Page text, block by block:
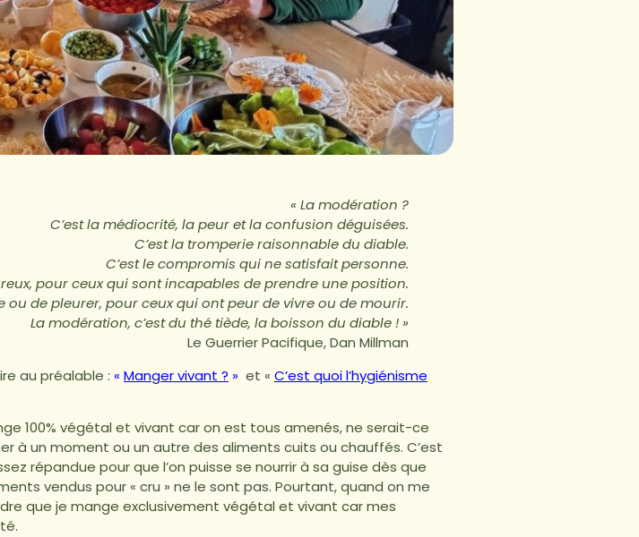
« La modération ?
C’est la médiocrité, la peur et la confusion déguisées.
C’est la tromperie raisonnable du diable.
C’est le compromis qui ne satisfait personne.
pour ceux qui sont incapables de prendre une position.
ou de pleurer, pour ceux qui ont peur de vivre ou de mourir.
La modération, c’est du thé tiède, la boisson du diable ! »
Le Guerrier Pacifique, Dan Millman
au préalable : « Manger vivant ? » et « C’est quoi l’hygiénisme
100% végétal et vivant car on est tous amenés, ne serait-ce
un moment ou un autre des aliments cuits ou chauffés. C’est
répandue pour que l’on puisse se nourrir à sa guise dès que
vendus pour « cru » ne le sont pas. Pourtant, quand on me
que je mange exclusivement végétal et vivant car mes